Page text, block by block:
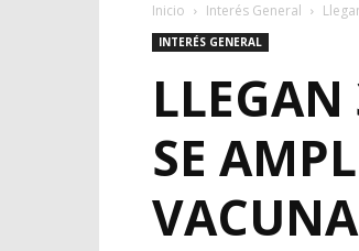
Inicio Interés General
INTERÉS GENERAL
LLEGAN
SE
VACUNA